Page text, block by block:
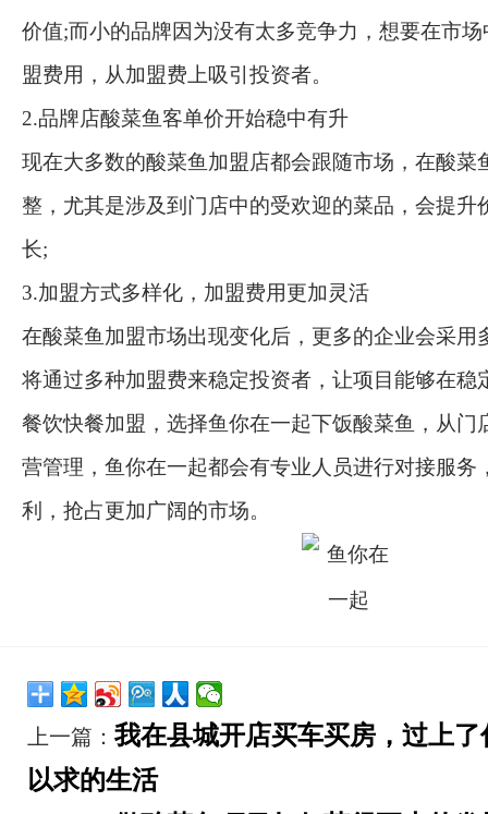
价值;而小的品牌因为没有太多竞争力，想要在市
盟费用，从加盟费上吸引投资者。
2.品牌店酸菜鱼客单价开始稳中有升
现在大多数的酸菜鱼加盟店都会跟随市场，在酸菜
整，尤其是涉及到门店中的受欢迎的菜品，会提升
长;
3.加盟方式多样化，加盟费用更加灵活
在酸菜鱼加盟市场出现变化后，更多的企业会采用
将通过多种加盟费来稳定投资者，让项目能够在稳
餐饮快餐加盟，选择鱼你在一起下饭酸菜鱼，从门
营管理，鱼你在一起都会有专业人员进行对接服务
利，抢占更加广阔的市场。
上一篇： 我在县城开店买车买房，过上
以求的生活